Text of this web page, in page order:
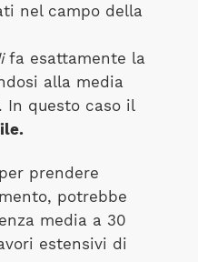
nel campo della
fa esattamente la
alla media
In questo caso il
prendere
potrebbe
media a 30
estensivi di